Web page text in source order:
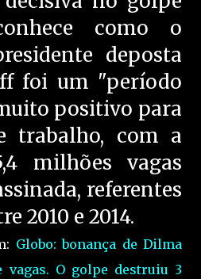
como o
deposta
foi um "período
positivo para
trabalho, com a
milhões vagas
referentes
2010 e 2014.
Globo: bonança de Dilma
vagas. O golpe destruiu 3